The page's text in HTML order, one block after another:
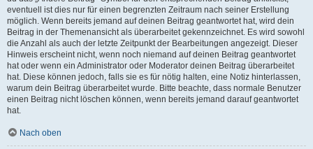
eventuell ist dies nur für einen begrenzten Zeitraum nach seiner Erstellung
möglich. Wenn bereits jemand auf deinen Beitrag geantwortet hat, wird dein
Beitrag in der Themenansicht als überarbeitet gekennzeichnet. Es wird sowohl
die Anzahl als auch der letzte Zeitpunkt der Bearbeitungen angezeigt. Dieser
Hinweis erscheint nicht, wenn noch niemand auf deinen Beitrag geantwortet
hat oder wenn ein Administrator oder Moderator deinen Beitrag überarbeitet
hat. Diese können jedoch, falls sie es für nötig halten, eine Notiz hinterlassen,
warum dein Beitrag überarbeitet wurde. Bitte beachte, dass normale Benutzer
einen Beitrag nicht löschen können, wenn bereits jemand darauf geantwortet
hat.
Nach oben